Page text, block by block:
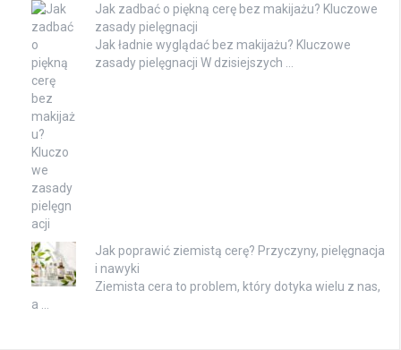
Jak zadbać o piękną cerę bez makijażu? Kluczowe
zasady pielęgnacji
Jak ładnie wyglądać bez makijażu? Kluczowe
zasady pielęgnacji W dzisiejszych …
Jak poprawić ziemistą cerę? Przyczyny, pielęgnacja
i nawyki
Ziemista cera to problem, który dotyka wielu z nas,
a …